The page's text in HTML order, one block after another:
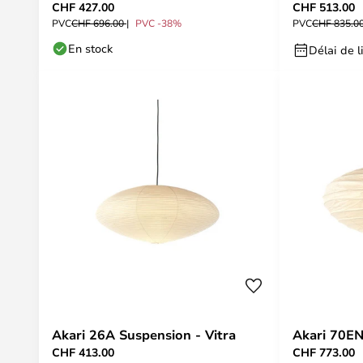
CHF 427.00
PVCCHF 696.00 PVC -38%
En stock
CHF 513.00
PVCCHF
Délai de
Akari 26A Suspension - Vitra
CHF 413.00
Akari
CHF 773.00